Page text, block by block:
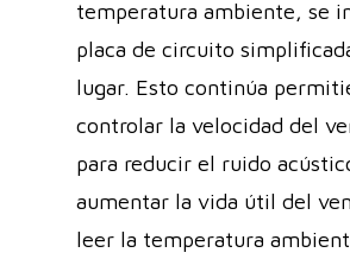
temperatura ambiente, se
placa de circuito
lugar. Esto continúa
controlar la velocidad del
para reducir el ruido
aumentar la vida útil del
leer la temperatura